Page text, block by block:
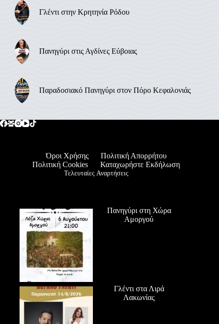
Γλέντι στην Κρητηνία Ρόδου
Πανηγύρι στις Αγδίνες Εύβοιας
Παραδοσιακό Πανηγύρι στον Πόρο Κεφαλονιάς
Όροι Χρήσης
Πολιτική Απορρήτου
Πολιτική Cookies
Καταχωρήστε Εκδήλωση
Τελευταίες Αναρτήσεις
Πανηγύρι στη Χώρα
Αμοργού
Γλέντι στα Λιρά
Λακωνίας